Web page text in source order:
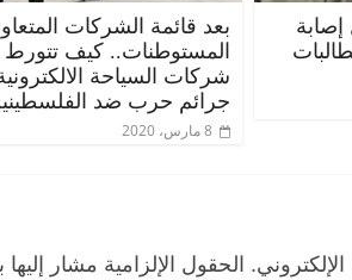
بعد قائمة الشركات
المستوطنات.. كيف تتورط
شركات السياحة
جرائم حرب ضد
8 مارس، 2020
الحقول الإلزامية مشار إليها